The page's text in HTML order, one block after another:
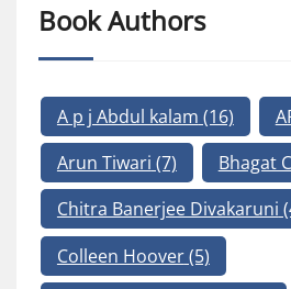
Book Authors
A p j Abdul kalam (16)
Arun Tiwari (7) Bhagat
Chitra Banerjee Divakaruni
Colleen Hoover(5)